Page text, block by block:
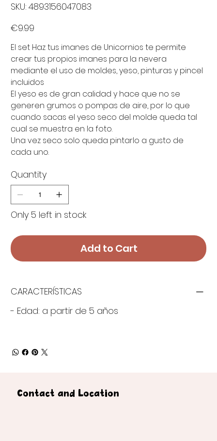
SKU: 4893156047083
4893156047083
€9.99
El set Haz tus imanes de Unicornios te permite
crear tus propios imanes para la nevera
mediante el uso de moldes, yeso, pinturas y pincel
incluidos
El yeso es de gran calidad y hace que no se
generen grumos o pompas de aire, por lo que
cuando sacas el yeso seco del molde queda tal
cual se muestra en la foto.
Una vez seco solo queda pintarlo a gusto de
cada uno.
Quantity
Only 5 left in stock
Add to Cart
CARACTERÍSTICAS
- Edad: a partir de 5 años
Contact and Location